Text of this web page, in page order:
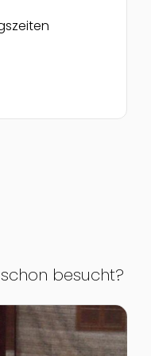
besucht?
Südsteiermark - Das